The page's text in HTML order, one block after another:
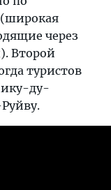
(широкая
через
Второй
туристов
ду-